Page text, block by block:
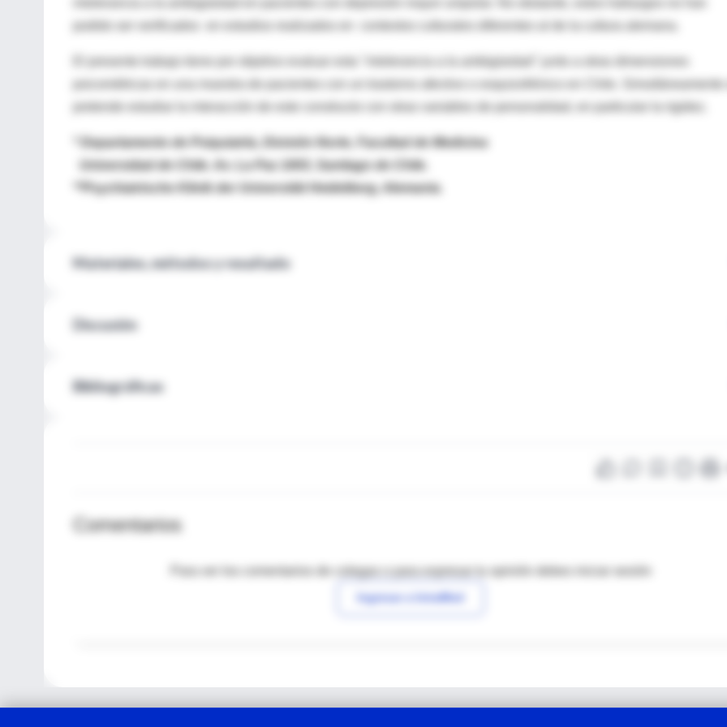
El presente trabajo tiene por objetivo evaluar esta "intolerancia a la ambigüedad" junto a otras dimensiones
psicométricas en una muestra de pacientes con un trastorno afectivo o esquizofrénico en Chile. Simultáneamente
pretende estudiar la interacción de este constructo con otras variables de personalidad, en particular la rigidez.
* Departamento de Psiquiatría, División Norte, Facultad de Medicina
Universidad de Chile. Av. La Paz 1003, Santiago de Chile.
**Psychiatrische Klinik der Universität Heidelberg, Alemania.
Materiales, métodos y resultado
Discusión
Bibliográficas
Comentarios
Para ver los comentarios de colegas o para expresar tu opinión debes iniciar sesión
Ingresar a IntraMed